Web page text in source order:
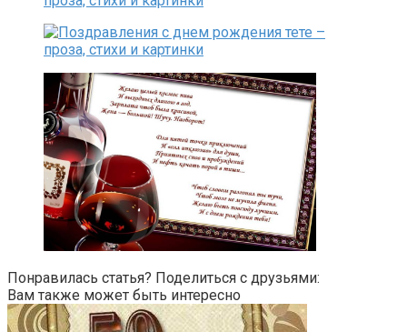
Понравилась статья? Поделиться с друзьями:
Вам также может быть интересно